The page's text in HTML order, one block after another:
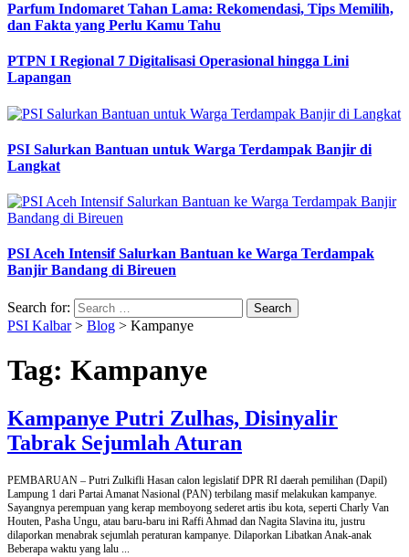
Parfum Indomaret Tahan Lama: Rekomendasi, Tips Memilih,
dan Fakta yang Perlu Kamu Tahu
PTPN I Regional 7 Digitalisasi Operasional hingga Lini
Lapangan
PSI Salurkan Bantuan untuk Warga Terdampak Banjir di
Langkat
PSI Aceh Intensif Salurkan Bantuan ke Warga Terdampak
Banjir Bandang di Bireuen
Search for:
PSI Kalbar> Blog > Kampanye
Tag: Kampanye
Kampanye Putri Zulhas, Disinyalir
Tabrak Sejumlah Aturan
PEMBARUAN – Putri Zulkifli Hasan calon legislatif DPR RI daerah pemilihan (Dapil)
Lampung 1 dari Partai Amanat Nasional (PAN) terbilang masif melakukan kampanye.
Sayangnya perempuan yang kerap memboyong sederet artis ibu kota, seperti Charly Van
Houten, Pasha Ungu, atau baru-baru ini Raffi Ahmad dan Nagita Slavina itu, justru
dilaporkan menabrak sejumlah peraturan kampanye. Dilaporkan Libatkan Anak-anak
Beberapa waktu yang lalu ...